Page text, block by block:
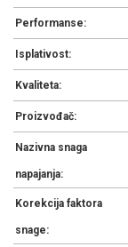
Performanse:
Isplativost:
Kvaliteta:
Proizvođač:
Nazivna snaga
napajanja:
Korekcija faktora
snage: